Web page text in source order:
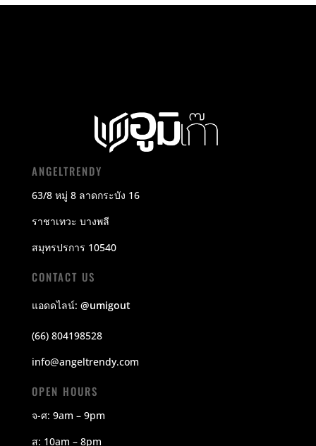
ANGELTRENDY
63/8 หมู่ 8 ลาดกระบัง 16
ราชาเทวะ บางพลี
สมุทรปรการ 10540
CONTACT US
แอดดไลน์: @umigout
(66) 804198528
info@angeltrendy.com
OPEN HOURS
จ-ศ: 9am – 9pm
ส: 10am – 8pm